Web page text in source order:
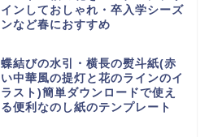
インしておしゃれ・卒入学シーズ
ンなど春におすすめ
蝶結びの水引・横長の熨斗紙(赤
い中華風の提灯と花のラインのイ
ラスト)簡単ダウンロードで使え
る便利なのし紙のテンプレート